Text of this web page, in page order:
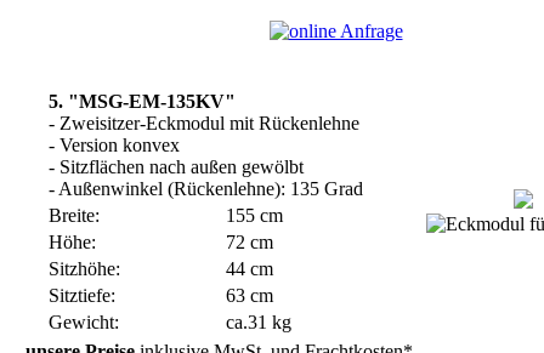
5. "MSG-EM-135KV"
- Zweisitzer-Eckmodul mit Rückenlehne
- Version konvex
- Sitzflächen nach außen gewölbt
- Außenwinkel (Rückenlehne): 135 Grad
Breite:
155 cm
Höhe:
72 cm
Sitzhöhe:
44 cm
Sitztiefe:
63 cm
Gewicht:
ca.31 kg